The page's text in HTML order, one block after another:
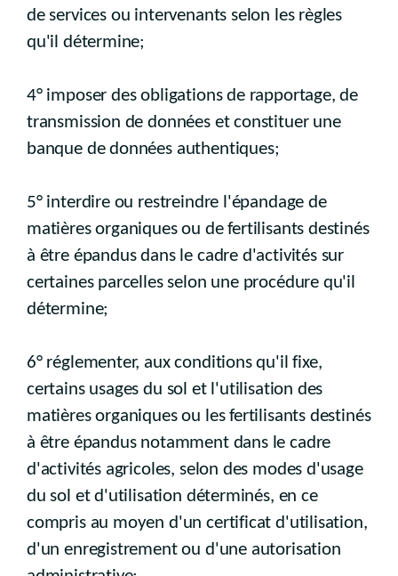
de services ou intervenants selon les règles
qu'il détermine;
4° imposer des obligations de rapportage, de
transmission de données et constituer une
banque de données authentiques;
5° interdire ou restreindre l'épandage de
matières organiques ou de fertilisants destinés
à être épandus dans le cadre d'activités sur
certaines parcelles selon une procédure qu'il
détermine;
6° réglementer, aux conditions qu'il fixe,
certains usages du sol et l'utilisation des
matières organiques ou les fertilisants destinés
à être épandus notamment dans le cadre
d'activités agricoles, selon des modes d'usage
du sol et d'utilisation déterminés, en ce
compris au moyen d'un certificat d'utilisation,
d'un enregistrement ou d'une autorisation